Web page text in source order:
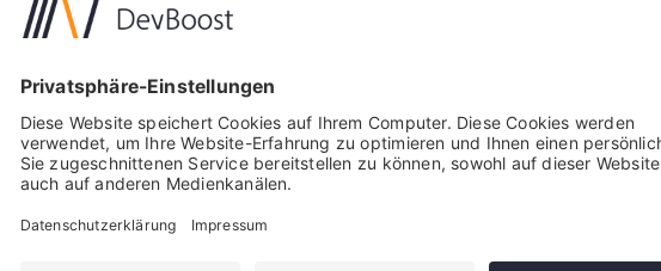
konkret?
sicherlich fallen Dir auch sofort einige Fragen ein. Vielleicht sind es sogar
weiterhelfen könnt?
bei uns?
DevBoost Team im Alltag aus?